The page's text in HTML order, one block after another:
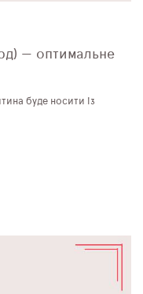
— оптимальне
буде носити із